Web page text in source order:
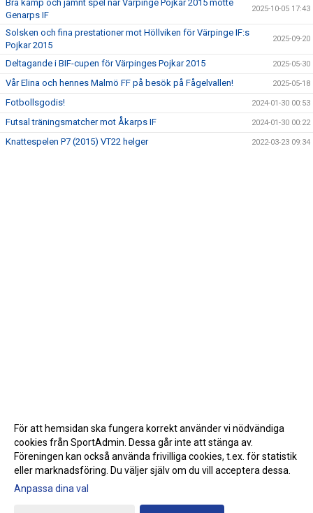
Bra kamp och jämnt spel när Värpinge Pojkar 2015 mötte
Genarps IF
2025-10-05 17:43
Solsken och fina prestationer mot Höllviken för Värpinge IF:s
Pojkar 2015
2025-09-20
Deltagande i BIF-cupen för Värpinges Pojkar 2015 2025-05-30
Vår Elina och hennes Malmö FF på besök på Fågelvallen! 2025-05-18
Fotbollsgodis! 2024-01-30 00:53
Futsal träningsmatcher mot Åkarps IF 2024-01-30 00:22
Knattespelen P7 (2015) VT22 helger 2022-03-23 09:34
Gå till Webbversion
För att hemsidan ska fungera korrekt använder vi nödvändiga
cookies från SportAdmin. Dessa går inte att stänga av.
Föreningen kan också använda frivilliga cookies, t.ex. för statistik
eller marknadsföring. Du väljer själv om du vill acceptera dessa.
Anpassa dina val